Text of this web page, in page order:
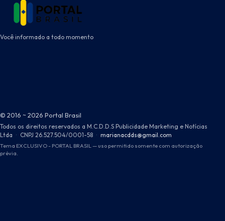
Você informado a todo momento
© 2016 ~ 2026 Portal Brasil
Todos os direitos reservados a M.C.D.D.S Publicidade Marketing e Notícias
Ltda · CNPJ 26.527.504/0001-58 · marianacdds@gmail.com
Tema EXCLUSIVO - PORTAL BRASIL — uso permitido somente com autorização
prévia.